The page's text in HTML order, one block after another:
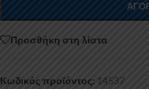
Προσθήκη στη λίστα
Κωδικός προϊόντος: 14537